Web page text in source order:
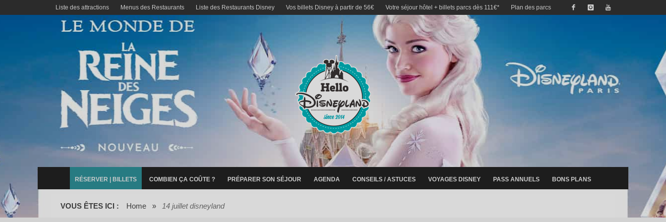
Liste des attractions Menus des Restaurants Liste des Restaurants Disney Vos billets Disney à partir de 56€ Votre séjour hôtel + billets parcs dès 111€* Plan des parcs
RÉSERVER | BILLETS COMBIEN ÇA COÛTE ? PRÉPARER SON SÉJOUR AGENDA CONSEILS / ASTUCES VOYAGES DISNEY PASS ANNUELS BONS PLANS
VOUS ÊTES ICI : Home » 14 juillet disneyland